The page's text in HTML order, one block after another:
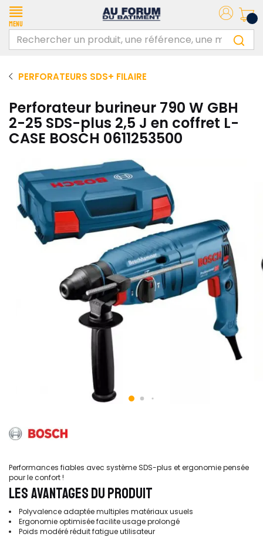
Menu
PERFORATEURS SDS+ FILAIRE
Perforateur burineur 790 W GBH
2-25 SDS-plus 2,5 J en coffret L-
CASE BOSCH 0611253500
Performances fiables avec système SDS-plus et ergonomie pensée
pour le confort !
LES AVANTAGES DU PRODUIT
Polyvalence adaptée multiples matériaux usuels
Ergonomie optimisée facilite usage prolongé
Poids modéré réduit fatigue utilisateur